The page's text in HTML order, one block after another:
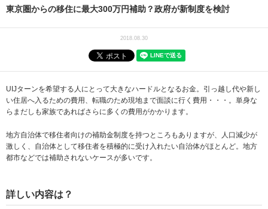
東京圏からの移住に最大300万円補助？政府が新制度を検討
2018.08.30
UIJターンを希望する人にとって大きなハードルとなるお金。引っ越し代や新し
い住居へ入るための費用、転職のため現地まで面談に行く費用・・・。単身な
らまだしも家族であればさらに多くの費用がかかります。
地方自治体で移住者向けの補助金制度を持つところもありますが、人口減少が
激しく、自治体として移住者を積極的に受け入れたい自治体がほとんど。地方
都市などでは補助されないケースが多いです。
詳しい内容は？